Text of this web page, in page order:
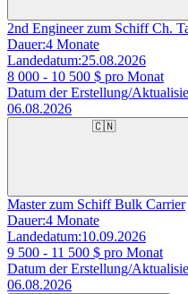
2nd Engineer zum Schiff Ch.
Dauer:4 Monate
Landedatum:25.08.2026
8 000 - 10 500 $ pro Monat
Datum der Erstellung/
06.08.2026
🇨🇳
Master zum Schiff Bulk Carrier
Dauer:4 Monate
Landedatum:10.09.2026
9 500 - 11 500 $ pro Monat
Datum der Erstellung/
06.08.2026